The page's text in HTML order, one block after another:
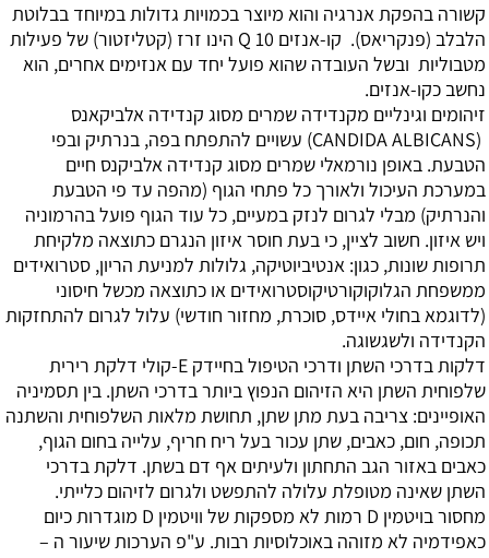
קשורה בהפקת אנרגיה והוא מיוצר בכמויות גדולות במיוחד בבלוטת
הלבלב (פנקריאס). קו-אנזים Q 10 הינו זרז (קטליזטור) של פעילות
מטבוליות ובשל העובדה שהוא פועל יחד עם אנזימים אחרים, הוא
נחשב כקו-אנזים.
זיהומים וגינליים מקנדידה שמרים מסוג קנדידה אלביקאנס
(CANDIDA ALBICANS) עשויים להתפתח בפה, בנרתיק ובפי
הטבעת. באופן נורמאלי שמרים מסוג קנדידה אלביקנס חיים
במערכת העיכול ולאורך כל פתחי הגוף (מהפה עד פי הטבעת
והנרתיק) מבלי לגרום לנזק במעיים, כל עוד הגוף פועל בהרמוניה
ויש איזון. חשוב לציין, כי בעת חוסר איזון הנגרם כתוצאה מלקיחת
תרופות שונות, כגון: אנטיביוטיקה, גלולות למניעת הריון, סטרואידים
ממשפחת הגלוקוקורטיקוסטרואידים או כתוצאה מכשל חיסוני
(לדוגמא בחולי איידס, סוכרת, מחזור חודשי) עלול לגרום להתחזקות
הקנדידה ולשגשוגה.
דלקות בדרכי השתן ודרכי הטיפול בחיידק E-קולי
דלקת רירית
שלפוחית השתן היא הזיהום הנפוץ ביותר בדרכי השתן. בין תסמיניה
האופיינים: צריבה בעת מתן שתן, תחושת מלאות השלפוחית והשתנה
תכופה, חום, כאבים, שתן עכור בעל ריח חריף, עלייה בחום הגוף,
כאבים באזור הגב התחתון ולעיתים אף דם בשתן. דלקת בדרכי
השתן שאינה מטופלת עלולה להתפשט ולגרום לזיהום כלייתי.
מחסור בויטמין D
רמות לא מספקות של וויטמין D מוגדרות כיום
כאפידמיה לא מזוהה באוכלוסיות רבות. ע"פ הערכות שיעור ה –